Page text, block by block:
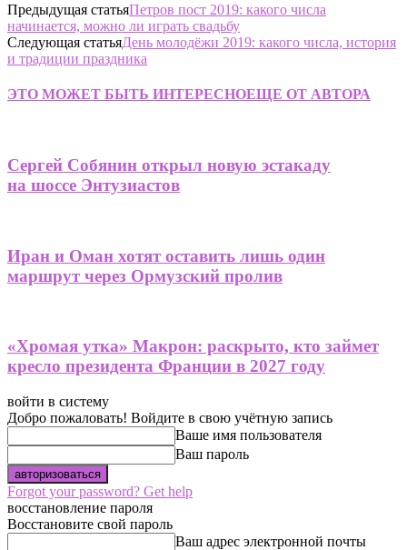
Предыдущая статьяПетров пост 2019: какого числа
начинается, можно ли играть свадьбу
Следующая статьяДень молодёжи 2019: какого числа, история
и традиции праздника
ЭТО МОЖЕТ БЫТЬ ИНТЕРЕСНОЕЩЕ ОТ АВТОРА
Сергей Собянин открыл новую эстакаду
на шоссе Энтузиастов
Иран и Оман хотят оставить лишь один
маршрут через Ормузский пролив
«Хромая утка» Макрон: раскрыто, кто займет
кресло президента Франции в 2027 году
войти в систему
Добро пожаловать! Войдите в свою учётную запись
Ваше имя пользователя
Ваш пароль
Forgot your password? Get help
восстановление пароля
Восстановите свой пароль
Ваш адрес электронной почты